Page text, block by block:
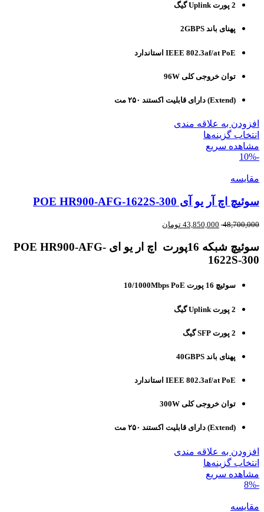
2 پورت Uplink گیگ
پهنای باند 2GBPS
IEEE 802.3af/at PoE استاندارد
توان خروجی کلی 96W
(Extend) دارای قابلیت اکستند ۲۵۰ مت
افزودن به علاقه مندی
انتخاب گزینه‌ها
مشاهده سریع
-10%
مقایسه
سوئیچ اچ آر یو آی POE HR900-AFG-1622S-300
48,700,000
43,850,000 تومان
سوئیچ شبکه 16پورت اچ ار یو ای POE HR900-AFG-
1622S-300
سوئیچ 16 پورت 10/1000Mbps PoE
2 پورت Uplink گیگ
2 پورت SFP گیگ
پهنای باند 40GBPS
IEEE 802.3af/at PoE استاندارد
توان خروجی کلی 300W
(Extend) دارای قابلیت اکستند ۲۵۰ مت
افزودن به علاقه مندی
انتخاب گزینه‌ها
مشاهده سریع
-8%
مقایسه